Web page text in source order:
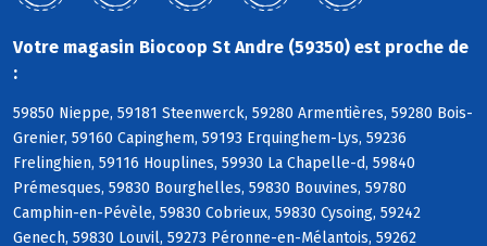
Votre magasin Biocoop St Andre (59350) est proche de
:
59850 Nieppe, 59181 Steenwerck, 59280 Armentières, 59280 Bois-
Grenier, 59160 Capinghem, 59193 Erquinghem-Lys, 59236
Frelinghien, 59116 Houplines, 59930 La Chapelle-d, 59840
Prémesques, 59830 Bourghelles, 59830 Bouvines, 59780
Camphin-en-Pévèle, 59830 Cobrieux, 59830 Cysoing, 59242
Genech, 59830 Louvil, 59273 Péronne-en-Mélantois, 59262